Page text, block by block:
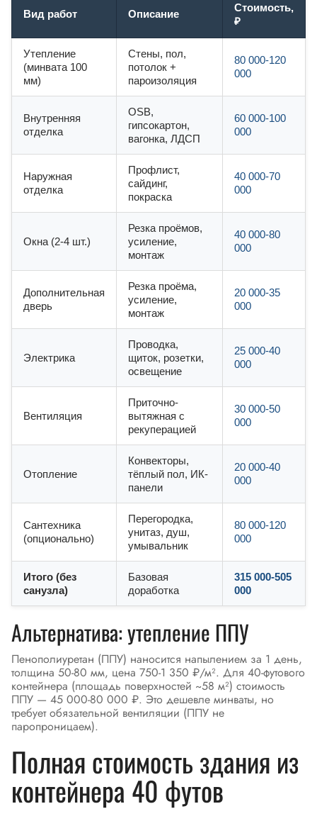
Вид работ Описание
Стоимость,
₽
Утепление
(минвата 100
мм)
Стены, пол,
потолок +
пароизоляция
80 000-120
000
Внутренняя
отделка
OSB,
гипсокартон,
вагонка, ЛДСП
60 000-100
000
Наружная
отделка
Профлист,
сайдинг,
покраска
40 000-70
000
Окна (2-4 шт.)
Резка проёмов,
усиление,
монтаж
40 000-80
000
Дополнительная
дверь
Резка проёма,
усиление,
монтаж
20 000-35
000
Электрика
Проводка,
щиток, розетки,
освещение
25 000-40
000
Вентиляция
Приточно-
вытяжная с
рекуперацией
30 000-50
000
Отопление
Конвекторы,
тёплый пол, ИК-
панели
20 000-40
000
Сантехника
(опционально)
Перегородка,
унитаз, душ,
умывальник
80 000-120
000
Итого (без
санузла)
Базовая
доработка
315 000-505
000
Альтернатива: утепление ППУ
Пенополиуретан (ППУ) наносится напылением за 1 день,
толщина 50-80 мм, цена 750-1 350 ₽/м². Для 40-футового
контейнера (площадь поверхностей ~58 м²) стоимость
ППУ — 45 000-80 000 ₽. Это дешевле минваты, но
требует обязательной вентиляции (ППУ не
паропроницаем).
Полная стоимость здания из
контейнера 40 футов